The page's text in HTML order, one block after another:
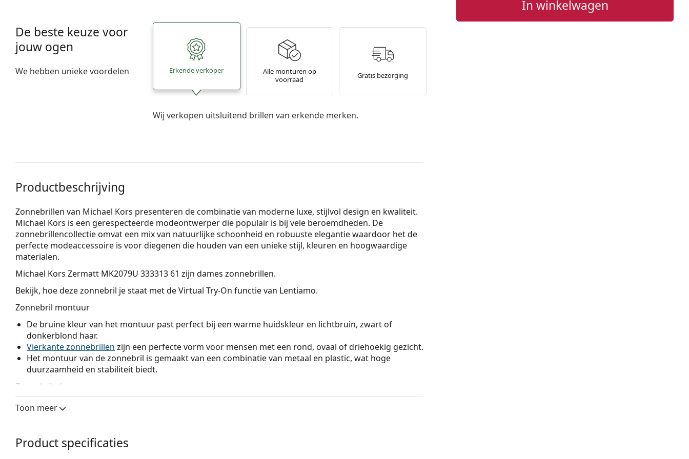
In winkelwagen
De beste keuze voor
jouw ogen
We hebben unieke voordelen Erkende verkoper
Alle monturen op
voorraad
Gratis bezorging
Wij verkopen uitsluitend brillen van erkende merken.
Productbeschrijving
Zonnebrillen van Michael Kors presenteren de combinatie van moderne luxe, stijlvol design en kwaliteit.
Michael Kors is een gerespecteerde modeontwerper die populair is bij vele beroemdheden. De
zonnebrillenco­llectie omvat een mix van natuurlijke schoonheid en robuuste elegantie waardoor het de
perfecte modeaccessoire is voor diegenen die houden van een unieke stijl, kleuren en hoogwaardige
materialen.
Michael Kors Zermatt MK2079U 333313 61 zijn dames zonnebrillen.
Bekijk, hoe deze zonnebril je staat met de Virtual Try-On functie van Lentiamo.
Zonnebril montuur
De bruine kleur van het montuur past perfect bij een warme huidskleur en lichtbruin, zwart of
donkerblond haar.
Vierkante zonnebrillen zijn een perfecte vorm voor mensen met een rond, ovaal of driehoekig gezicht.
Het montuur van de zonnebril is gemaakt van een combinatie van metaal en plastic, wat hoge
duurzaamheid en stabiliteit biedt.
Zonnebril glazen
zicht. Ze zijn veelzijdig en worden aanbevolen voor mensen met bijziendheid.
de lens het lichtst is. De donkerste tint bovenaan zorgt voor filtering van direct zonlicht en de lichtere
tint onderaan zorgt voor voldoende zicht. Deze lensbehandeling zorgt voor een betere oriëntatie in
Toon meer
Product specificaties